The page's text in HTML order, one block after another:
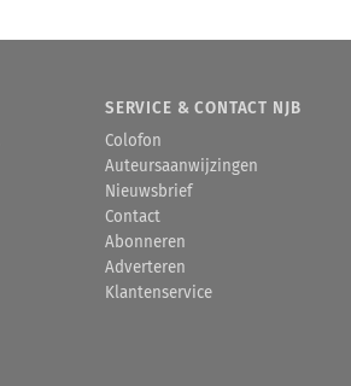
SERVICE & CONTACT NJB
Colofon
Auteursaanwijzingen
Nieuwsbrief
Contact
Abonneren
Adverteren
Klantenservice